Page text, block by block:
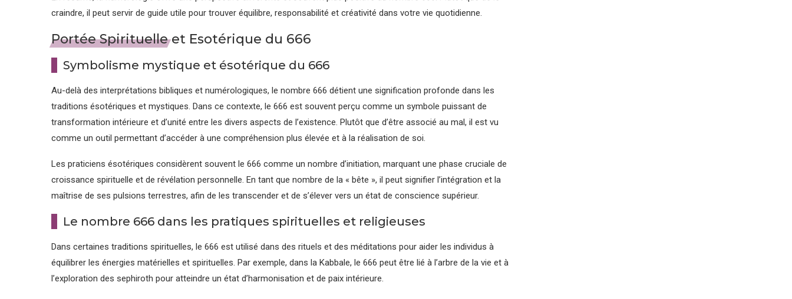
craindre, il peut servir de guide utile pour trouver équilibre, responsabilité et créativité dans votre vie quotidienne.
Portée Spirituelle et Esotérique du 666
Symbolisme mystique et ésotérique du 666
Au-delà des interprétations bibliques et numérologiques, le nombre 666 détient une signification profonde dans les
traditions ésotériques et mystiques. Dans ce contexte, le 666 est souvent perçu comme un symbole puissant de
transformation intérieure et d’unité entre les divers aspects de l’existence. Plutôt que d’être associé au mal, il est vu
comme un outil permettant d’accéder à une compréhension plus élevée et à la réalisation de soi.
Les praticiens ésotériques considèrent souvent le 666 comme un nombre d’initiation, marquant une phase cruciale de
croissance spirituelle et de révélation personnelle. En tant que nombre de la « bête », il peut signifier l’intégration et la
maîtrise de ses pulsions terrestres, afin de les transcender et de s’élever vers un état de conscience supérieur.
Le nombre 666 dans les pratiques spirituelles et religieuses
Dans certaines traditions spirituelles, le 666 est utilisé dans des rituels et des méditations pour aider les individus à
équilibrer les énergies matérielles et spirituelles. Par exemple, dans la Kabbale, le 666 peut être lié à l’arbre de la vie et à
l’exploration des sephiroth pour atteindre un état d’harmonisation et de paix intérieure.